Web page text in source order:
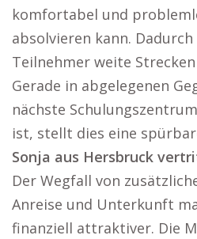
komfortabel und
absolvieren kann.
Teilnehmer weite
Gerade in abgelegenen
nächste
ist, stellt dies eine
Sonja aus Hersbruck
Der Wegfall von
Anreise und Unterkunft
finanziell attraktiver. Die